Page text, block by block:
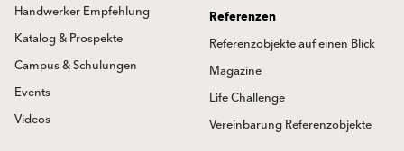
Handwerker Empfehlung
Katalog & Prospekte
Campus & Schulungen
Events
Videos
Referenzen
Referenzobjekte auf einen Blick
Magazine
Life Challenge
Vereinbarung Referenzobjekte